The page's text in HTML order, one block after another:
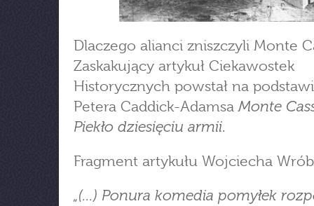
Dlaczego alianci zniszczyli Monte
Zaskakujący artykuł Ciekawostek
Historycznych powstał na
Petera Caddick-AdamsaMonte
Piekło dziesięciu armii.
Fragment artykułu Wojciecha
„(...) Ponura komedia pomyłek